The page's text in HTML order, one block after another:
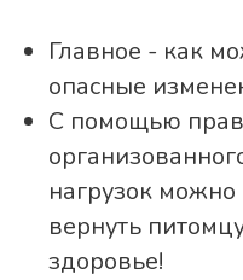
Главное - как
опасные
С помощью
нагрузок
вернуть
здоровье!